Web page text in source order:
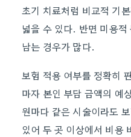
초기 치료처럼 비교적 기
넓을 수 있다. 반면 미용
남는 경우가 많다.
보험 적용 여부를 정확히
마자 본인 부담 금액의 예
원마다 같은 시술이라도
있어 두 곳 이상에서 비용